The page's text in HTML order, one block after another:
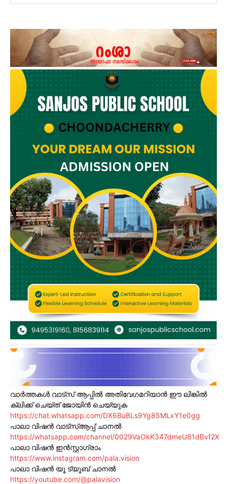
വാർത്തകൾ വാട്സ് ആപ്പിൽ അതിവേഗമറിയാൻ ഈ ലിങ്കിൽ
ക്ലിക്ക് ചെയ്ത് ജോയിൻ ചെയ്യുക
https://chat.whatsapp.com/DX6BuBLs9Yg85MLxY1e0gg
പാലാ വിഷൻ വാട്സ്ആപ്പ് ചാനൽ
https://whatsapp.com/channel/0029VaOkK347dmeU81dBvf2X
പാലാ വിഷൻ ഇൻസ്റ്റാഗ്രാം
https://www.instagram.com/pala.vision
പാലാ വിഷൻ യൂ ട്യൂബ് ചാനൽ
https://youtube.com/@palavision